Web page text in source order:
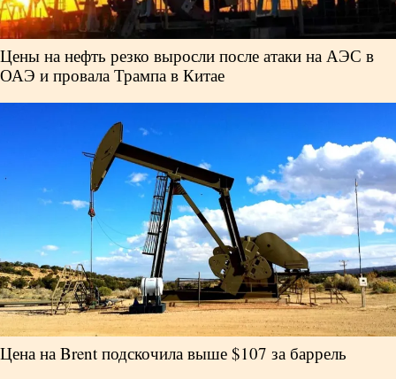
Life & Arts
О нас
Все новости
Цены на нефть резко выросли после атаки на АЭС в
ОАЭ и провала Трампа в Китае
Цена на Brent подскочила выше $107 за баррель